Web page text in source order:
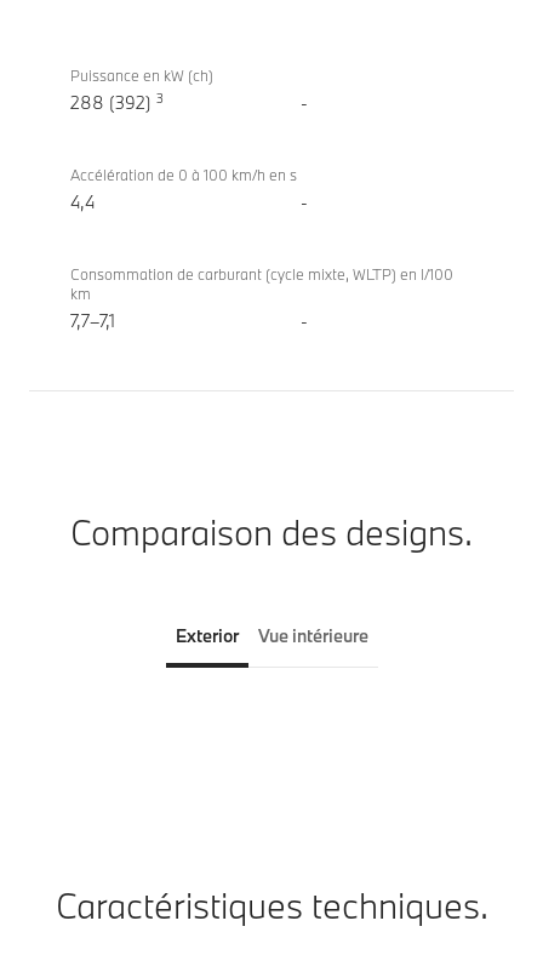
techniques
M440i
xDrive
Puissance en kW (ch)
288 (392) 3 -
Accélération de 0 à 100 km/h en s
4,4 -
Consommation de carburant (cycle mixte, WLTP) en l/100
km
7,7–7,1 -
Comparaison des designs.
Exterior Vue intérieure
Caractéristiques techniques.